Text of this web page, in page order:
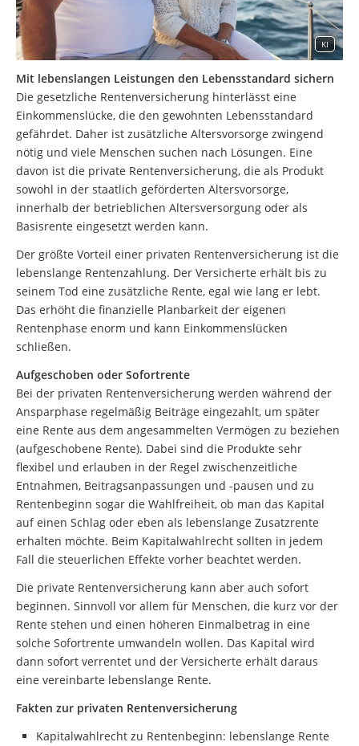
KI
Mit lebenslangen Leistungen den Lebensstandard sichern
Die gesetzliche Rentenversicherung hinterlässt eine
Einkommenslücke, die den gewohnten Lebensstandard
gefährdet. Daher ist zusätzliche Altersvorsorge zwingend
nötig und viele Menschen suchen nach Lösungen. Eine
davon ist die private Rentenversicherung, die als Produkt
sowohl in der staatlich geförderten Altersvorsorge,
innerhalb der betrieblichen Altersversorgung oder als
Basisrente eingesetzt werden kann.
Der größte Vorteil einer privaten Rentenversicherung ist die
lebenslange Rentenzahlung. Der Versicherte erhält bis zu
seinem Tod eine zusätzliche Rente, egal wie lang er lebt.
Das erhöht die finanzielle Planbarkeit der eigenen
Rentenphase enorm und kann Einkommenslücken
schließen.
Aufgeschoben oder Sofortrente
Bei der privaten Rentenversicherung werden während der
Ansparphase regelmäßig Beiträge eingezahlt, um später
eine Rente aus dem angesammelten Vermögen zu beziehen
(aufgeschobene Rente). Dabei sind die Produkte sehr
flexibel und erlauben in der Regel zwischenzeitliche
Entnahmen, Beitragsanpassungen und -pausen und zu
Rentenbeginn sogar die Wahlfreiheit, ob man das Kapital
auf einen Schlag oder eben als lebenslange Zusatzrente
erhalten möchte. Beim Kapitalwahlrecht sollten in jedem
Fall die steuerlichen Effekte vorher beachtet werden.
Die private Rentenversicherung kann aber auch sofort
beginnen. Sinnvoll vor allem für Menschen, die kurz vor der
Rente stehen und einen höheren Einmalbetrag in eine
solche Sofortrente umwandeln wollen. Das Kapital wird
dann sofort verrentet und der Versicherte erhält daraus
eine vereinbarte lebenslange Rente.
Fakten zur privaten Rentenversicherung
Kapitalwahlrecht zu Rentenbeginn: lebenslange Rente